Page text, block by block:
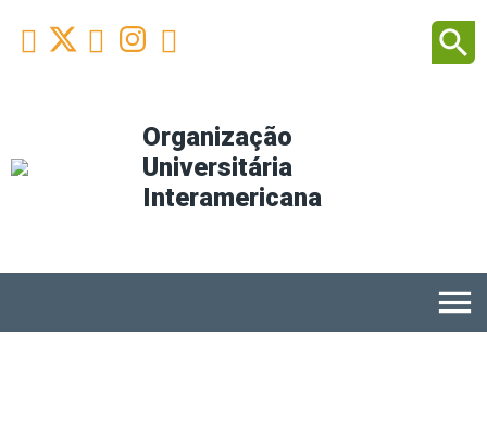
Organização
Universitária
Interamericana
 Facebook
 YoutubeInstagram
 search
menu